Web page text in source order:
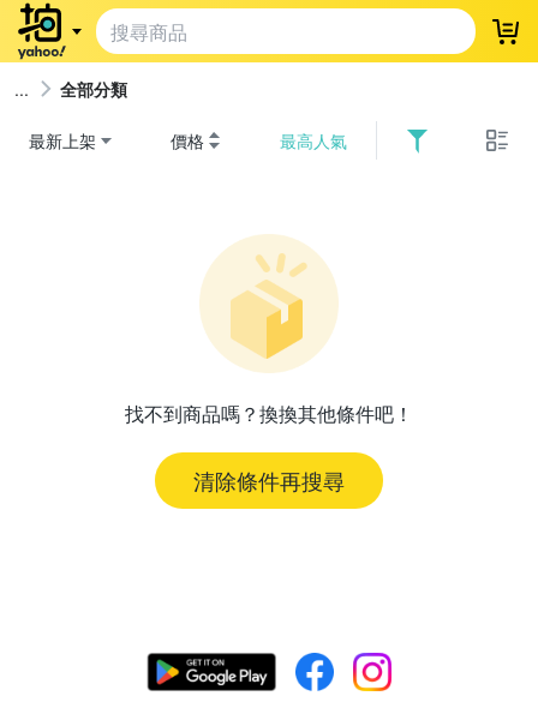
登
全部分類
最新上架 價格 最高人氣
找不到商品嗎？換換其他條件吧！
清除條件再搜尋